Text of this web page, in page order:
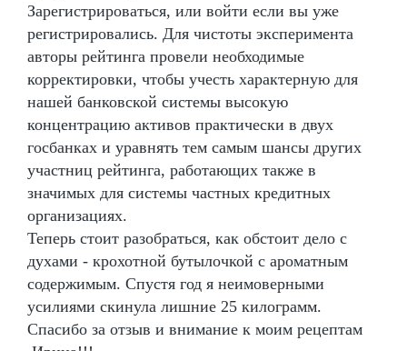
Зарегистрироваться, или войти если вы уже
регистрировались. Для чистоты эксперимента
авторы рейтинга провели необходимые
корректировки, чтобы учесть характерную для
нашей банковской системы высокую
концентрацию активов практически в двух
госбанках и уравнять тем самым шансы других
участниц рейтинга, работающих также в
значимых для системы частных кредитных
организациях.
Теперь стоит разобраться, как обстоит дело с
духами - крохотной бутылочкой с ароматным
содержимым. Спустя год я неимоверными
усилиями скинула лишние 25 килограмм.
Спасибо за отзыв и внимание к моим рецептам